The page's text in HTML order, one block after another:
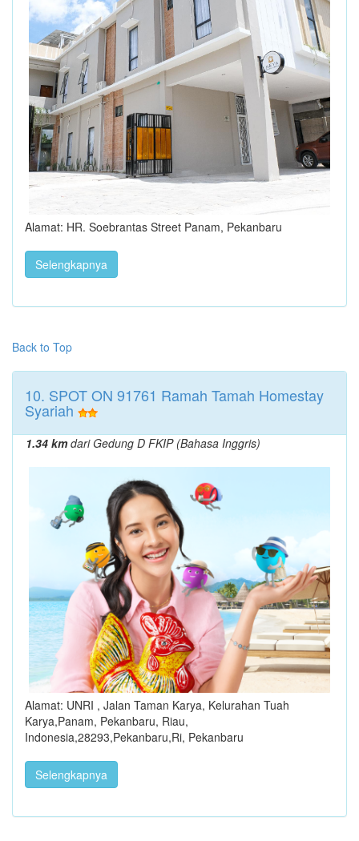
Alamat: HR. Soebrantas Street Panam, Pekanbaru
Selengkapnya
Back to Top
10. SPOT ON 91761 Ramah Tamah Homestay
Syariah
1.34 kmdari Gedung D FKIP (Bahasa Inggris)
Alamat: UNRI , Jalan Taman Karya, Kelurahan Tuah
Karya,Panam, Pekanbaru, Riau,
Indonesia,28293,Pekanbaru,Ri, Pekanbaru
Selengkapnya